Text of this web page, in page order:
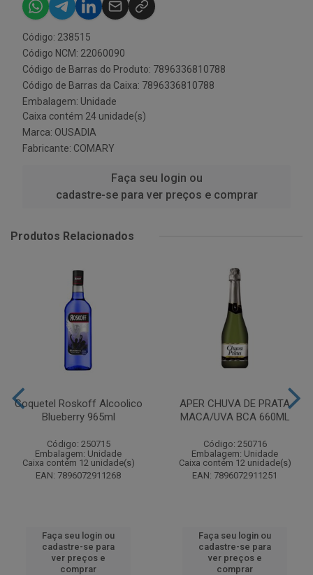
Código: 238515
Código NCM: 22060090
Código de Barras do Produto: 7896336810788
Código de Barras da Caixa: 7896336810788
Embalagem: Unidade
Caixa contém 24 unidade(s)
Marca: OUSADIA
Fabricante: COMARY
Faça seu login ou
cadastre-se para ver preços e comprar
Produtos Relacionados
Coquetel Roskoff Alcoolico
Blueberry 965ml
Código: 250715
Embalagem: Unidade
Caixa contém 12 unidade(s)
EAN: 7896072911268
Faça seu login ou
cadastre-se para
ver preços e
comprar
APER CHUVA DE PRATA
MACA/UVA BCA 660ML
Código: 250716
Embalagem: Unidade
Caixa contém 12 unidade(s)
EAN: 7896072911251
Faça seu login ou
cadastre-se para
ver preços e
comprar